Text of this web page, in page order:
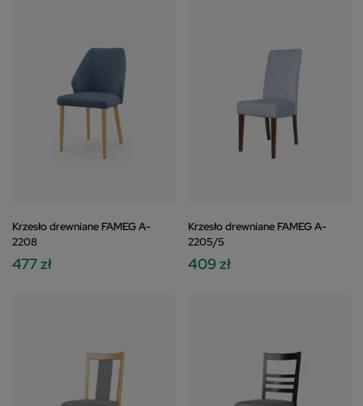
Krzesło drewniane FAMEG A-
2208
477 zł
Krzesło drewniane FAMEG A-
2205/5
409 zł